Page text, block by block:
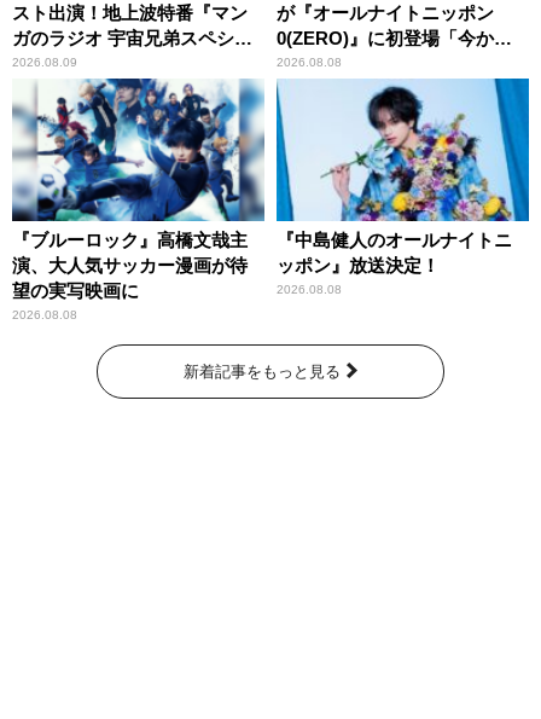
スト出演！地上波特番『マン
ガのラジオ 宇宙兄弟スペシャ
ル 』
2026.08.09
が『オールナイトニッポン
0(ZERO)』に初登場「今から
とてもワクワクしておりま
す！」
2026.08.08
『ブルーロック』高橋文哉主
演、大人気サッカー漫画が待
望の実写映画に
2026.08.08
『中島健人のオールナイトニ
ッポン』放送決定！
2026.08.08
新着記事をもっと見る